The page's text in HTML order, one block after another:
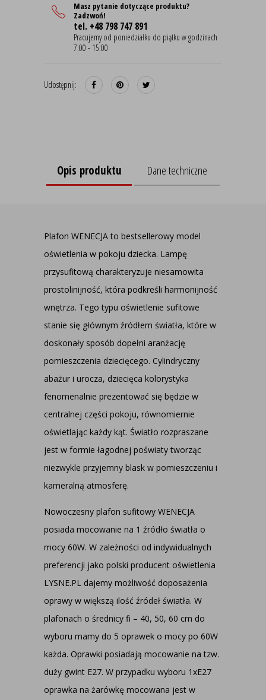
Masz pytanie dotyczące produktu?
Zadzwoń!
tel. +48 798 747 891
Pracujemy od poniedziałku do piątku w godzinach
7:00 - 15:00
Udostępnij:
Opis produktu Dane techniczne
Plafon WENECJA to bestsellerowy model
oświetlenia w pokoju dziecka. Lampę
przysufitową charakteryzuje niesamowita
prostolinijność, która podkreśli harmonijność
wnętrza. Tego typu oświetlenie sufitowe
stanie się głównym źródłem światła, które w
doskonały sposób dopełni aranżację
pomieszczenia dziecięcego. Cylindryczny
abażur i urocza, dziecięca kolorystyka
fenomenalnie prezentować się będzie w
centralnej części pokoju, równomiernie
oświetlając każdy kąt. Światło rozpraszane
jest w formie łagodnej poświaty tworząc
niezwykle przyjemny blask w pomieszczeniu i
kameralną atmosferę.
Nowoczesny plafon sufitowy WENECJA
posiada mocowanie na 1 źródło światła o
mocy 60W. W zależności od indywidualnych
preferencji jako polski producent oświetlenia
LYSNE.PL dajemy możliwość doposażenia
oprawy w większą ilość źródeł światła. W
plafonach o średnicy fi – 40, 50, 60 cm do
wyboru mamy do 5 oprawek o mocy po 60W
każda. Oprawki posiadają mocowanie na tzw.
duży gwint E27. W przypadku wyboru 1xE27
oprawka na żarówkę mocowana jest w